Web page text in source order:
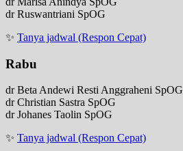
dr Ruswantriani SpOG
✨ Tanya jadwal (Respon Cepat)
Rabu
dr Beta Andewi Resti Anggraheni SpOG
dr Christian Sastra SpOG
dr Johanes Taolin SpOG
✨ Tanya jadwal (Respon Cepat)